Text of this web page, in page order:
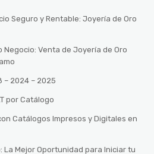
Seguro y Rentable: Joyería de Oro
Negocio: Venta de Joyería de Oro
– 2024 – 2025
por Catálogo
Catálogos Impresos y Digitales en
La Mejor Oportunidad para Iniciar tu